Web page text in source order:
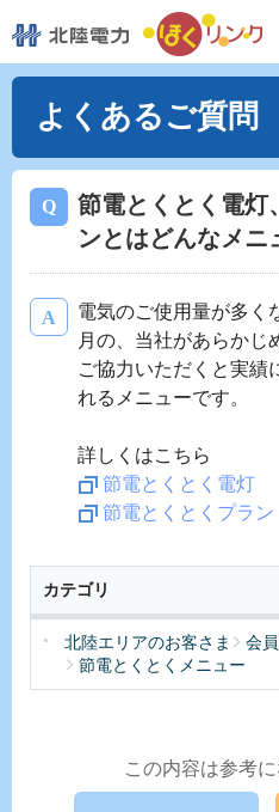
よくあるご質問
節電とくとく電灯
ンとはどんなメニ
電気のご使用量が多く
月の、当社があらかじ
ご協力いただくと実績
れるメニューです。
詳しくはこちら
節電とくとく電灯
節電とくとくプラン
カテゴリ
北陸エリアのお客さま
会
節電とくとくメニュー
この内容は参考